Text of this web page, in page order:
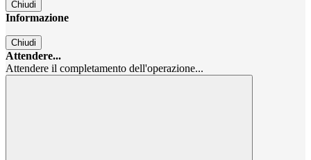
Chiudi
Informazione
Chiudi
Attendere...
Attendere il completamento dell'operazione...